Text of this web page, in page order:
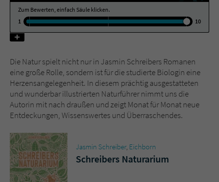
Zum Bewerten, einfach Säule klicken.
1
10
Die Natur spielt nicht nur in Jasmin Schreibers Romanen
eine große Rolle, sondern ist für die studierte Biologin eine
Herzensangelegenheit. In diesem prächtig ausgestatteten
und wunderbar illustrierten Naturführer nimmt uns die
Autorin mit nach draußen und zeigt Monat für Monat neue
Entdeckungen, Wissenswertes und Überraschendes.
Jasmin Schreiber, Eichborn
Schreibers Naturarium
Name tx_pwcomments_ahash
Laufzeit 1 Jahr
Zweck Cookie für Kommentare einzelner Buchtitel
Anbieter Literatur-Couch Medien GmbH & Co. KG
Laufzeit